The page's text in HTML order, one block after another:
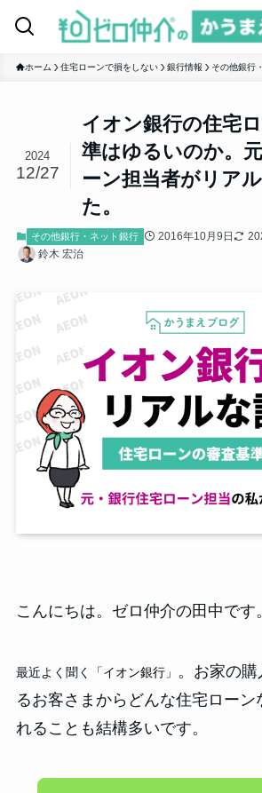
ホーム 住宅ローンで損をしない 銀行情報 その他銀行
イオン銀行の住宅
準はゆるいのか。
ーン担当者がリア
た。
2024
12/27
その他銀行・ネット銀行 2016年10月9日
鈴木 宏治
こんにちは。ゼロ仲介の田中です。
最近よく聞く 「イオン銀行」 。お家の
るお客さまからどんな住宅ローン
れることも結構多いです。